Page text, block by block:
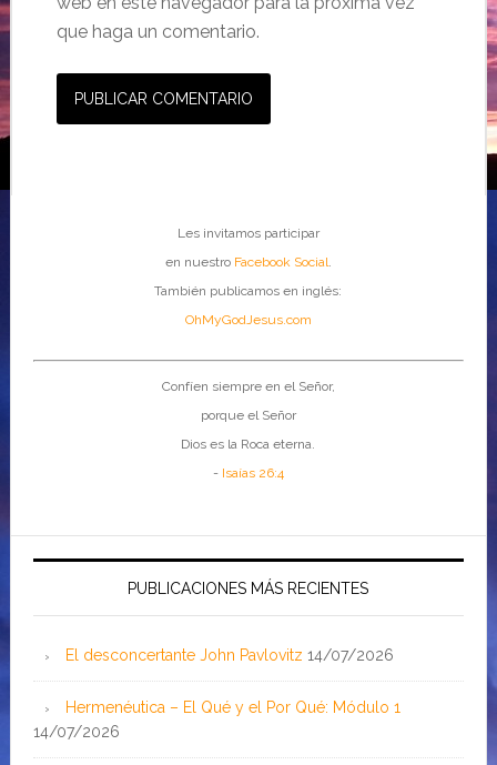
que haga un comentario.
Les invitamos participar
en nuestro Facebook Social.
También publicamos en inglés:
OhMyGodJesus.com
Confíen siempre en el Señor,
porque el Señor
Dios es la Roca eterna.
- Isaías 26:4
PUBLICACIONES MÁS RECIENTES
El desconcertante John Pavlovitz 14/07/2026
Hermenéutica – El Qué y el Por Qué: Módulo 1
14/07/2026